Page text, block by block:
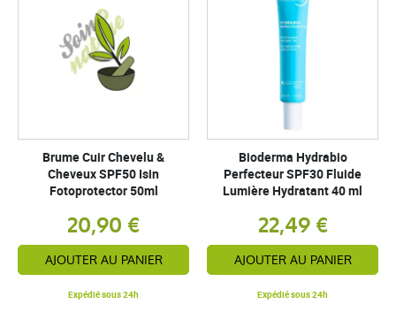
Brume Cuir Chevelu &
Cheveux SPF50 Isin
Fotoprotector 50ml
20,90 €
AJOUTER AU PANIER
Expédié sous 24h
Bioderma Hydrabio
Perfecteur SPF30 Fluide
Lumière Hydratant 40 ml
22,49 €
AJOUTER AU PANIER
Expédié sous 24h